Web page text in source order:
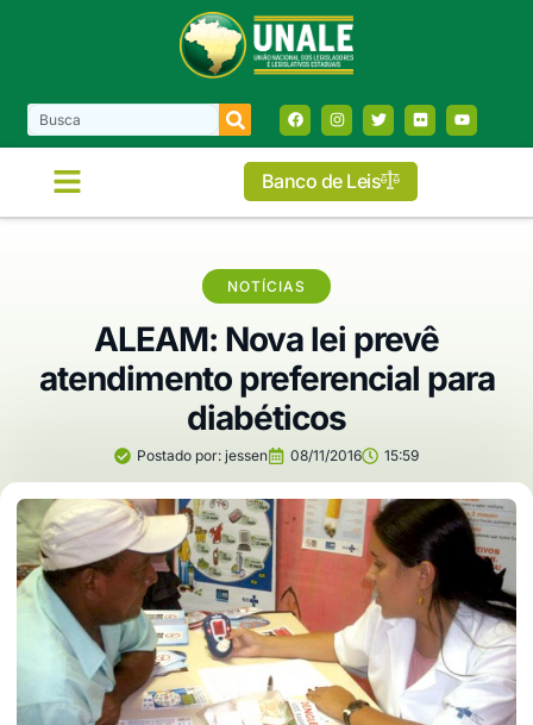
Banco de Leis
NOTÍCIAS
ALEAM: Nova lei prevê
atendimento preferencial para
diabéticos
Postado por: jessen 08/11/2016 15:59